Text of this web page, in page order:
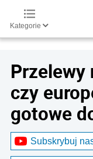
Kategorie
czy
gotowe
Subskrybuj